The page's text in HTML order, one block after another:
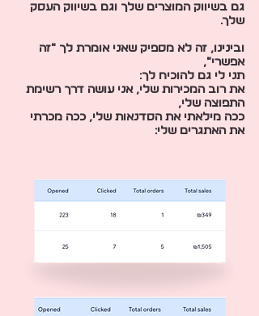
גם בשיווק המוצרים שלך וגם בשיווק העסק
שלך.
ובינינו, זה לא מספיק שאני אומרת לך ״זה
אפשרי״,
תני לי גם להוכיח לך:
את רוב המכירות שלי, אני עושה דרך רשימת
התפוצה שלי,
ככה מילאתי את הסדנאות שלי, ככה מכרתי
את האתגרים שלי: